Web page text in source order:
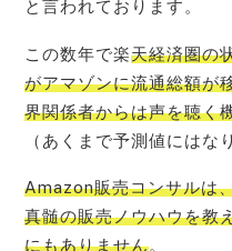
と言われております。
この数年で楽天経済圏の
がアマゾンに流通総額が
界関係者からは声を聴く
（あくまで予測値にはな
Amazon販売コンサルは
真髄の販売ノウハウを教
にもありません。